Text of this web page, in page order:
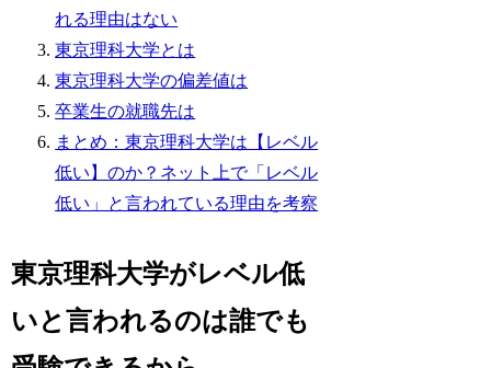
れる理由はない
東京理科大学とは
東京理科大学の偏差値は
卒業生の就職先は
まとめ：東京理科大学は【レベル
低い】のか？ネット上で「レベル
低い」と言われている理由を考察
東京理科大学がレベル低
いと言われるのは誰でも